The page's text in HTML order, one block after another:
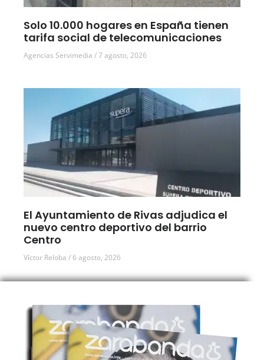
Solo 10.000 hogares en España tienen
tarifa social de telecomunicaciones
Agencias Servimedia 7 agosto, 2026
El Ayuntamiento de Rivas adjudica el
nuevo centro deportivo del barrio
Centro
Víctor Reloba 6 agosto, 2026